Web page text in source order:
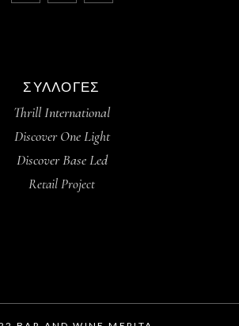
ΣΥΛΛΟΓΈΣ
Thrill International
Discover One Light
Discover Base Led
Retail Project